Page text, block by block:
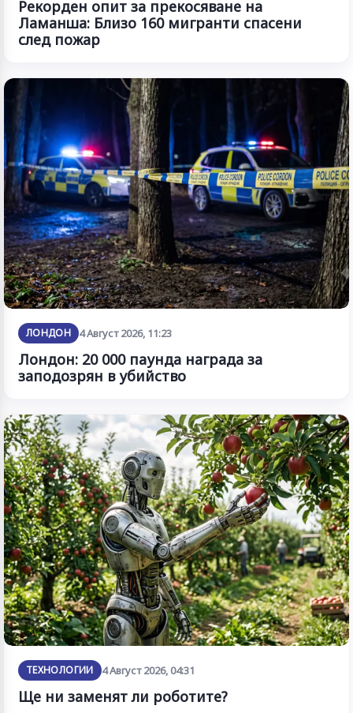
Рекорден опит за прекосяване на
Ламанша: Близо 160 мигранти спасени
след пожар
ЛОНДОН 4 Август 2026, 11:23
Лондон: 20 000 паунда награда за
заподозрян в убийство
ТЕХНОЛОГИИ 4 Август 2026, 04:31
Ще ни заменят ли роботите?